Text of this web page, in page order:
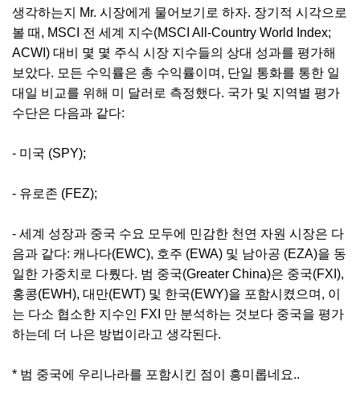
생각하는지 Mr. 시장에게 물어보기로 하자. 장기적 시각으로
볼 때, MSCI 전 세계 지수(MSCI All-Country World Index;
ACWI) 대비 몇 몇 주식 시장 지수들의 상대 성과를 평가해
보았다. 모든 수익률은 총 수익률이며, 단일 통화를 통한 일
대일 비교를 위해 미 달러로 측정했다. 국가 및 지역별 평가
수단은 다음과 같다:
- 미국 (SPY);
- 유로존 (FEZ);
- 세계 성장과 중국 수요 모두에 민감한 천연 자원 시장은 다
음과 같다: 캐나다(EWC), 호주 (EWA) 및 남아공 (EZA)을 동
일한 가중치로 다뤘다. 범 중국(Greater China)은 중국(FXI),
홍콩(EWH), 대만(EWT) 및 한국(EWY)을 포함시켰으며, 이
는 다소 협소한 지수인 FXI 만 분석하는 것보다 중국을 평가
하는데 더 나은 방법이라고 생각된다.
* 범 중국에 우리나라를 포함시킨 점이 흥미롭네요..